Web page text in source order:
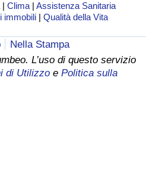
|Clima |Assistenza Sanitaria
immobili |Qualità della Vita
Nella Stampa
L’uso di questo servizio
di Utilizzo e Politica sulla
(Corrente)